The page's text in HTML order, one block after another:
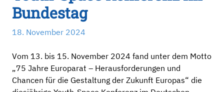
Bundestag
18. November 2024
Vom 13. bis 15. November 2024 fand unter dem Motto
„75 Jahre Europarat – Herausforderungen und
Chancen für die Gestaltung der Zukunft Europas“ die